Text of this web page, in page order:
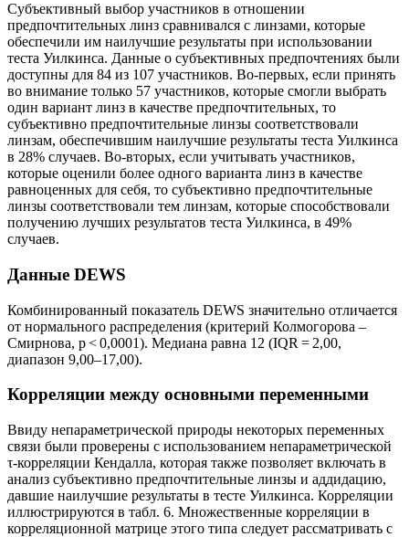
Субъективный выбор участников в отношении
предпочтительных линз сравнивался с линзами, которые
обеспечили им наилучшие результаты при использовании
теста Уилкинса. Данные о субъективных предпочтениях были
доступны для 84 из 107 участников. Во-первых, если принять
во внимание только 57 участников, которые смогли выбрать
один вариант линз в качестве предпочтительных, то
субъективно предпочтительные линзы соответствовали
линзам, обеспечившим наилучшие результаты теста Уилкинса
в 28% случаев. Во-вторых, если учитывать участников,
которые оценили более одного варианта линз в качестве
равноценных для себя, то субъективно предпочтительные
линзы соответствовали тем линзам, которые способствовали
получению лучших результатов теста Уилкинса, в 49%
случаев.
Данные DEWS
Комбинированный показатель DEWS значительно отличается
от нормального распределения (критерий Колмогорова –
Смирнова, p < 0,0001). Медиана равна 12 (IQR = 2,00,
диапазон 9,00–17,00).
Корреляции между основными переменными
Ввиду непараметрической природы некоторых переменных
связи были проверены с использованием непараметрической
τ-корреляции Кендалла, которая также позволяет включать в
анализ субъективно предпочтительные линзы и аддидацию,
давшие наилучшие результаты в тесте Уилкинса. Корреляции
иллюстрируются в табл. 6. Множественные корреляции в
корреляционной матрице этого типа следует рассматривать с